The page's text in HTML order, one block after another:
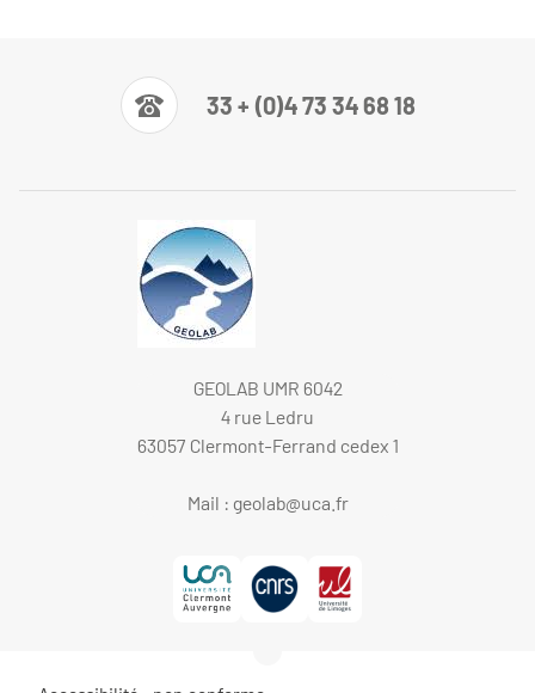
33 + (0)4 73 34 68 18
GEOLAB UMR 6042
4 rue Ledru
63057 Clermont-Ferrand cedex 1
Mail : geolab@uca.fr